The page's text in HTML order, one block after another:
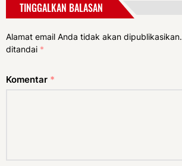
TINGGALKAN BALASAN
Alamat email Anda tidak akan dipublikasikan.
ditandai *
Komentar *